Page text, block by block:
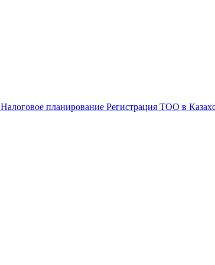
Налоговое планирование Регистрация ТОО в